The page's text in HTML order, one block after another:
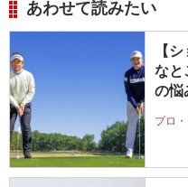
あわせて読みたい
【
なと
の悩
プロ